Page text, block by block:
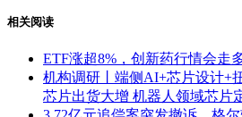
相关阅读
ETF涨超8%，创新药行情会走
机构调研丨端侧AI+芯片设计+
芯片出货大增 机器人领域芯片